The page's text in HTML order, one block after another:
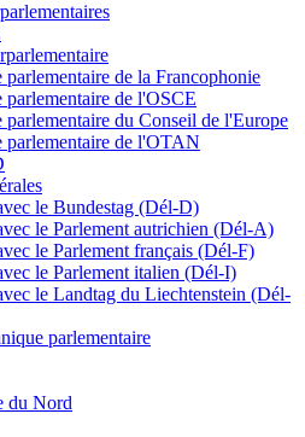
parlementaire de la Francophonie
parlementaire de l'OSCE
parlementaire du Conseil de l'Europe
parlementaire de l'OTAN
le Bundestag (Dél-D)
le Parlement autrichien (Dél-A)
le Parlement français (Dél-F)
le Parlement italien (Dél-I)
le Landtag du Liechtenstein (Dél-
parlementaire
du Nord